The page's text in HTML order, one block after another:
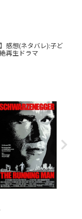
感想(ネタバレ):子ど
再生ドラマ